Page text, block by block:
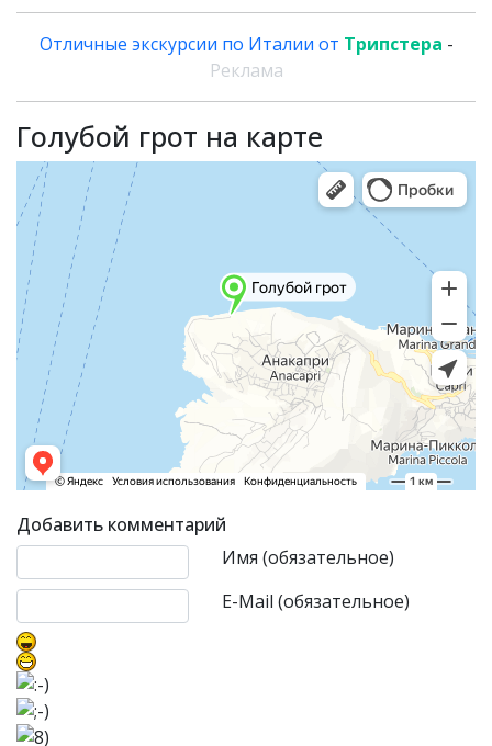
Отличные экскурсии по Италии от Трипстера -
Реклама
Голубой грот на карте
Добавить комментарий
Имя (обязательное)
E-Mail (обязательное)
Текст комментария